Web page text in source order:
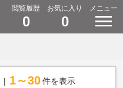
閲覧履歴
0
お気に入り
0
メニュー
1～30 件を表示